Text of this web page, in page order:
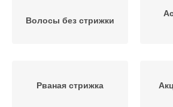
Волосы без стрижки
Рваная стрижка